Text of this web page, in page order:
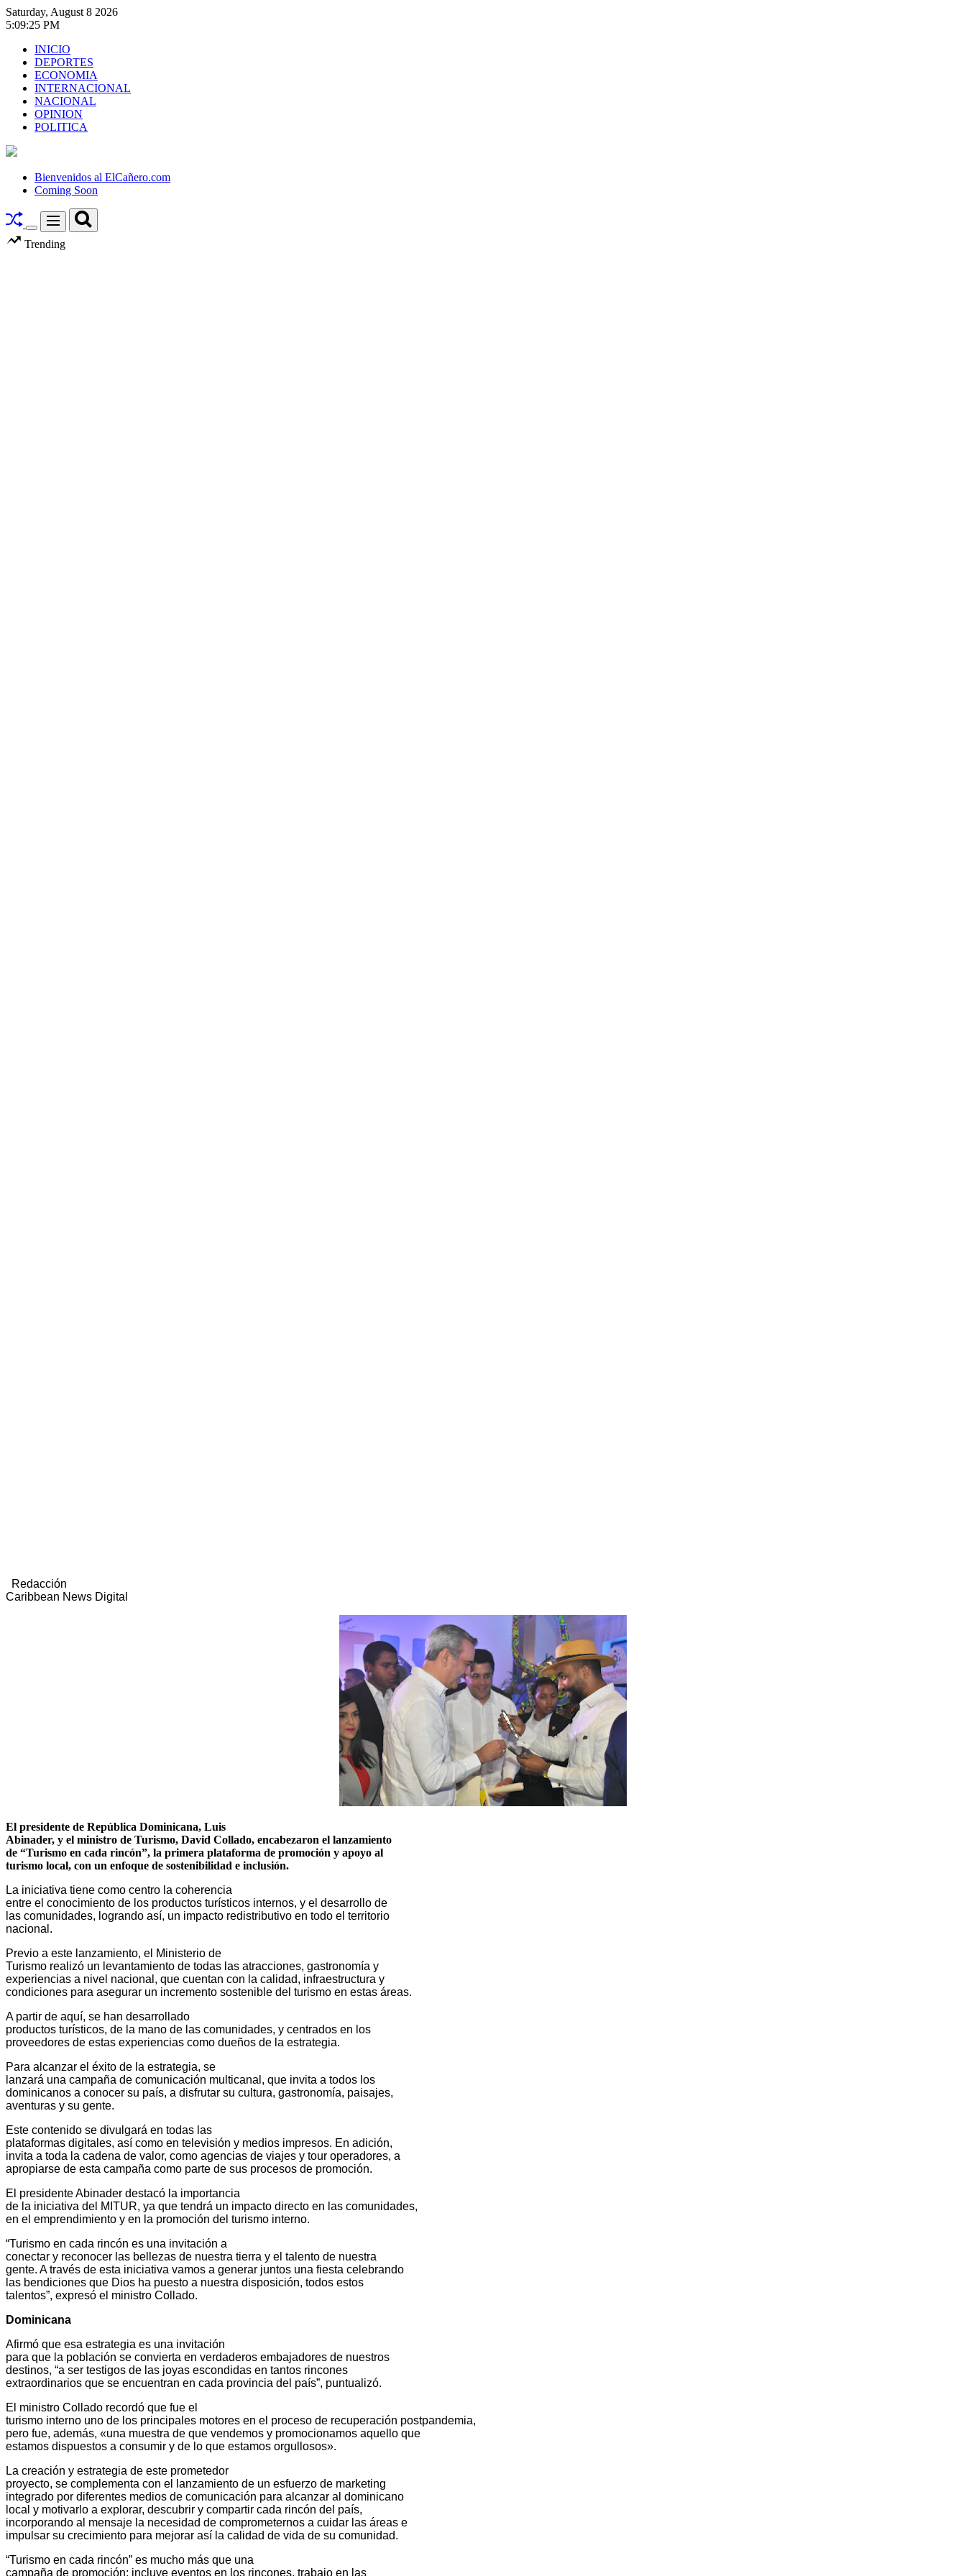
Skip
to
Saturday, August 8 2026
5:09:26 PM
INICIO
DEPORTES
ECONOMIA
INTERNACIONAL
NACIONAL
OPINION
POLITICA
El
Bienvenidos al ElCañero.com
Coming Soon
Switch
color
Menu Search
Trending
Redacción
Caribbean News Digital
El presidente de República Dominicana, Luis
Abinader, y el ministro de Turismo, David Collado, encabezaron el lanzamiento
de “Turismo en cada rincón”, la primera plataforma de promoción y apoyo al
turismo local, con un enfoque de sostenibilidad e inclusión.
La iniciativa tiene como centro la coherencia
entre el conocimiento de los productos turísticos internos, y el desarrollo de
las comunidades, logrando así, un impacto redistributivo en todo el territorio
nacional.
Previo a este lanzamiento, el Ministerio de
Turismo realizó un levantamiento de todas las atracciones, gastronomía y
experiencias a nivel nacional, que cuentan con la calidad, infraestructura y
condiciones para asegurar un incremento sostenible del turismo en estas áreas.
A partir de aquí, se han desarrollado
productos turísticos, de la mano de las comunidades, y centrados en los
proveedores de estas experiencias como dueños de la estrategia.
Para alcanzar el éxito de la estrategia, se
lanzará una campaña de comunicación multicanal, que invita a todos los
dominicanos a conocer su país, a disfrutar su cultura, gastronomía, paisajes,
aventuras y su gente.
Este contenido se divulgará en todas las
plataformas digitales, así como en televisión y medios impresos. En adición,
invita a toda la cadena de valor, como agencias de viajes y tour operadores, a
apropiarse de esta campaña como parte de sus procesos de promoción.
El presidente Abinader destacó la importancia
de la iniciativa del MITUR, ya que tendrá un impacto directo en las comunidades,
en el emprendimiento y en la promoción del turismo interno.
“Turismo en cada rincón es una invitación a
conectar y reconocer las bellezas de nuestra tierra y el talento de nuestra
gente. A través de esta iniciativa vamos a generar juntos una fiesta celebrando
las bendiciones que Dios ha puesto a nuestra disposición, todos estos
talentos”, expresó el ministro Collado.
Dominicana
Afirmó que esa estrategia es una invitación
para que la población se convierta en verdaderos embajadores de nuestros
destinos, “a ser testigos de las joyas escondidas en tantos rincones
extraordinarios que se encuentran en cada provincia del país”, puntualizó.
El ministro Collado recordó que fue el
turismo interno uno de los principales motores en el proceso de recuperación postpandemia,
pero fue, además, «una muestra de que vendemos y promocionamos aquello que
estamos dispuestos a consumir y de lo que estamos orgullosos».
La creación y estrategia de este prometedor
proyecto, se complementa con el lanzamiento de un esfuerzo de marketing
integrado por diferentes medios de comunicación para alcanzar al dominicano
local y motivarlo a explorar, descubrir y compartir cada rincón del país,
incorporando al mensaje la necesidad de comprometernos a cuidar las áreas e
impulsar su crecimiento para mejorar así la calidad de vida de su comunidad.
“Turismo en cada rincón” es mucho más que una
campaña de promoción; incluye eventos en los rincones, trabajo en las